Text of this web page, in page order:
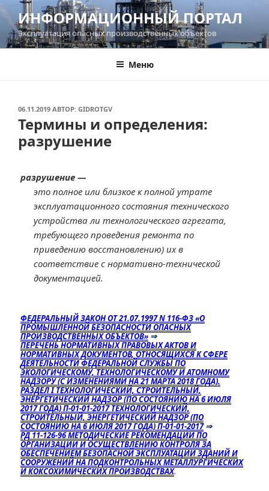
Перейти
содержимому
ИНФОРМАЦИОННЫЙ ПОРТАЛ
Эксплуатация опасных производственных объектов
Меню
ОПУБЛИКОВАНО
06.11.2019 АВТОР: GIDROTGV
Термины и определения:
разрушение
разрушение —
это полное или близкое к полной утрате
эксплуатационного состояния технического
устройства ли технологического агрегата,
требующего проведения ремонта по
приведению восстановлению) их в
соответствие с нормативно-технической
документацией.
ФЕДЕРАЛЬНЫЙ ЗАКОН ОТ 21.07.1997 N 116-ФЗ «О
ПРОМЫШЛЕННОЙ БЕЗОПАСНОСТИ ОПАСНЫХ
ПРОИЗВОДСТВЕННЫХ ОБЪЕКТОВ»⇒
ПЕРЕЧЕНЬ НОРМАТИВНЫХ ПРАВОВЫХ АКТОВ И
НОРМАТИВНЫХ ДОКУМЕНТОВ, ОТНОСЯЩИХСЯ К СФЕРЕ
ДЕЯТЕЛЬНОСТИ ФЕДЕРАЛЬНОЙ СЛУЖБЫ ПО
ЭКОЛОГИЧЕСКОМУ, ТЕХНОЛОГИЧЕСКОМУ И АТОМНОМУ
НАДЗОРУ (С ИЗМЕНЕНИЯМИ НА 21 МАРТА 2018 ГОДА).
РАЗДЕЛ I ТЕХНОЛОГИЧЕСКИЙ, СТРОИТЕЛЬНЫЙ,
ЭНЕРГЕТИЧЕСКИЙ НАДЗОР (ПО СОСТОЯНИЮ НА 6 ИЮЛЯ
2017 ГОДА) П-01-01-2017 ТЕХНОЛОГИЧЕСКИЙ,
СТРОИТЕЛЬНЫЙ, ЭНЕРГЕТИЧЕСКИЙ НАДЗОР (ПО
СОСТОЯНИЮ НА 6 ИЮЛЯ 2017 ГОДА) П-01-01-2017⇒
РД 11-126-96 МЕТОДИЧЕСКИЕ РЕКОМЕНДАЦИИ ПО
ОРГАНИЗАЦИИ И ОСУЩЕСТВЛЕНИЮ КОНТРОЛЯ ЗА
ОБЕСПЕЧЕНИЕМ БЕЗОПАСНОЙ ЭКСПЛУАТАЦИИ ЗДАНИЙ И
СООРУЖЕНИЙ НА ПОДКОНТРОЛЬНЫХ МЕТАЛЛУРГИЧЕСКИХ
И КОКСОХИМИЧЕСКИХ ПРОИЗВОДСТВАХ.